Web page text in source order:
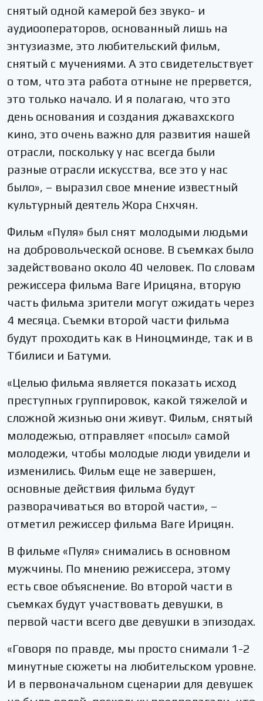
снятый одной камерой без звуко- и
аудиооператоров, основанный лишь на
энтузиазме, это любительский фильм,
снятый с мучениями. А это свидетельствует
о том, что эта работа отныне не прервется,
это только начало. И я полагаю, что это
день основания и создания джавахского
кино, это очень важно для развития нашей
отрасли, поскольку у нас всегда были
разные отрасли искусства, все это у нас
было», – выразил свое мнение известный
культурный деятель Жора Снхчян.
Фильм «Пуля» был снят молодыми людьми
на добровольческой основе. В съемках было
задействовано около 40 человек. По словам
режиссера фильма Ваге Ирицяна, вторую
часть фильма зрители могут ожидать через
4 месяца. Съемки второй части фильма
будут проходить как в Ниноцминде, так и в
Тбилиси и Батуми.
«Целью фильма является показать исход
преступных группировок, какой тяжелой и
сложной жизнью они живут. Фильм, снятый
молодежью, отправляет «посыл» самой
молодежи, чтобы молодые люди увидели и
изменились. Фильм еще не завершен,
основные действия фильма будут
разворачиваться во второй части», –
отметил режиссер фильма Ваге Ирицян.
В фильме «Пуля» снимались в основном
мужчины. По мнению режиссера, этому
есть свое объяснение. Во второй части в
съемках будут участвовать девушки, в
первой части всего две девушки в эпизодах.
«Говоря по правде, мы просто снимали 1-2
минутные сюжеты на любительском уровне.
И в первоначальном сценарии для девушек